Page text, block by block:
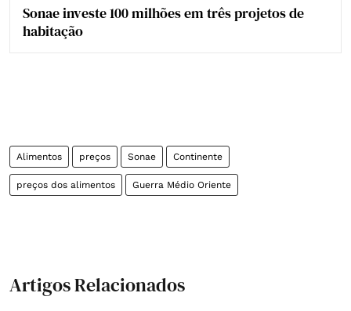
Sonae investe 100 milhões em três projetos de
habitação
Alimentos preços Sonae Continente
preços dos alimentos Guerra Médio Oriente
Artigos Relacionados